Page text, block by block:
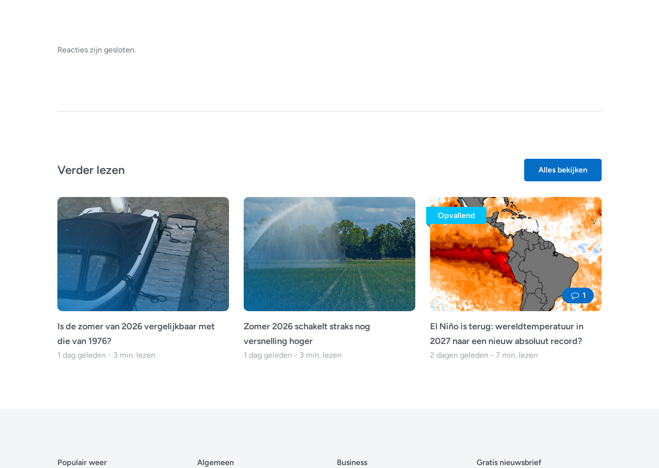
Reacties zijn gesloten.
Verder lezen Alles bekijken
Is de zomer van 2026 vergelijkbaar met
die van 1976?
1 dag geleden - 3 min. lezen
Zomer 2026 schakelt straks nog
versnelling hoger
1 dag geleden - 3 min. lezen
1
Opvallend
El Niño is terug: wereldtemperatuur in
2027 naar een nieuw absoluut record?
2 dagen geleden - 7 min. lezen
Populair weer Algemeen Business Gratis nieuwsbrief